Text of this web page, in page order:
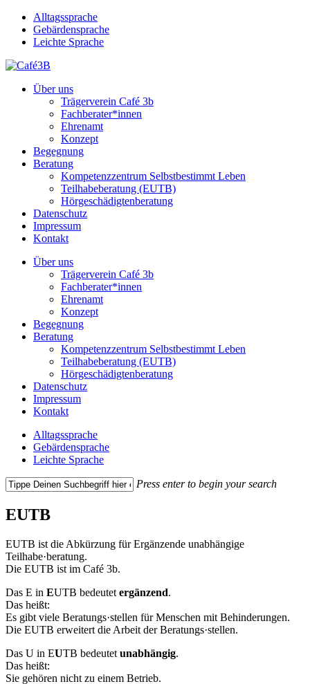
Skip
main
Alltagssprache
Gebärdensprache
Leichte Sprache
Menu
Über uns
Trägerverein Café 3b
Fachberater*innen
Ehrenamt
Konzept
Begegnung
Beratung
Kompetenzzentrum Selbstbestimmt Leben
Teilhabeberatung (EUTB)
Hörgeschädigtenberatung
Datenschutz
Impressum
Kontakt
Über uns
Trägerverein Café 3b
Fachberater*innen
Ehrenamt
Konzept
Begegnung
Beratung
Kompetenzzentrum Selbstbestimmt Leben
Teilhabeberatung (EUTB)
Hörgeschädigtenberatung
Datenschutz
Impressum
Kontakt
Alltagssprache
Gebärdensprache
Leichte Sprache
Press enter to begin your search
Search
EUTB
EUTB ist die Abkürzung für Ergänzende unabhängige
Teilhabe·beratung.
Die EUTB ist im Café 3b.
Das E in EUTB bedeutet ergänzend.
Das heißt:
Es gibt viele Beratungs·stellen für Menschen mit Behinderungen.
Die EUTB erweitert die Arbeit der Beratungs·stellen.
Das U in EUTB bedeutet unabhängig.
Das heißt:
Sie gehören nicht zu einem Betrieb.